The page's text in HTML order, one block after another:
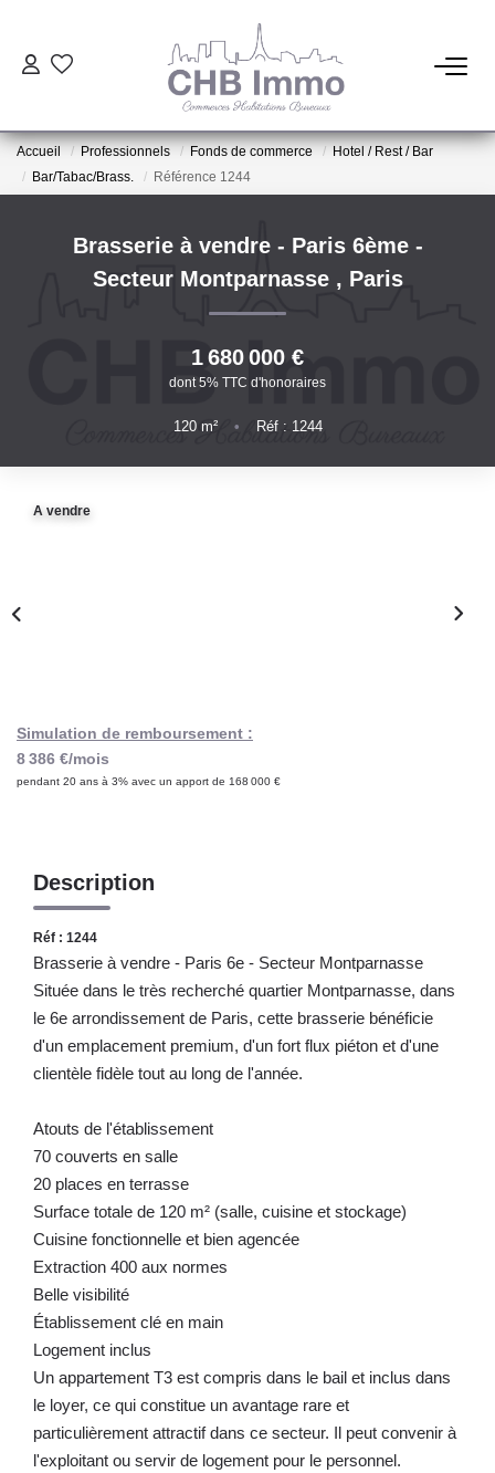
ESTIMATION
HABITATION
CESSIONS DE FONDS
LOCATIONS
GESTION
Accueil Professionnels Fonds de commerce
Hotel / Rest / Bar
Bar/Tabac/Brass.
Référence 1244
Brasserie à vendre - Paris 6ème -
Secteur Montparnasse , Paris
1 680 000 €
dont 5% TTC d'honoraires
120m² • Réf : 1244
A vendre
Simulation de remboursement :
8 386 €/mois
pendant 20 ans à 3% avec un apport de 168 000 €
Description
Réf : 1244
Brasserie à vendre - Paris 6e - Secteur Montparnasse
Située dans le très recherché quartier Montparnasse, dans
le 6e arrondissement de Paris, cette brasserie bénéficie
d'un emplacement premium, d'un fort flux piéton et d'une
clientèle fidèle tout au long de l'année.
Atouts de l'établissement
70 couverts en salle
20 places en terrasse
Surface totale de 120 m² (salle, cuisine et stockage)
Cuisine fonctionnelle et bien agencée
Extraction 400 aux normes
Belle visibilité
Établissement clé en main
Logement inclus
Un appartement T3 est compris dans le bail et inclus dans
le loyer, ce qui constitue un avantage rare et
particulièrement attractif dans ce secteur. Il peut convenir à
l'exploitant ou servir de logement pour le personnel.